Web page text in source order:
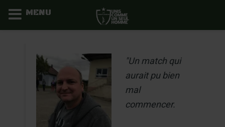
"Un match qui
aurait pu bien
mal
commencer.
MENU